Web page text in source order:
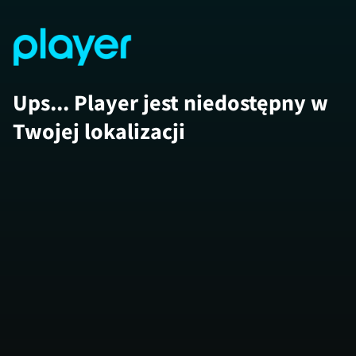
Ups... Player jest niedostępny w
Twojej lokalizacji